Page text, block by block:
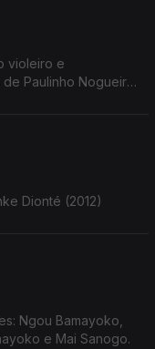
violeiro e
Dionté (2012)
Ngou Bamayoko,
e Mai Sanogo.